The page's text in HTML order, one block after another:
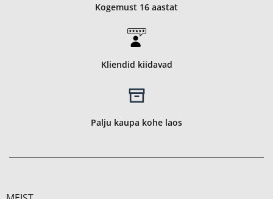
Kogemust 16 aastat
Kliendid kiidavad
Palju kaupa kohe laos